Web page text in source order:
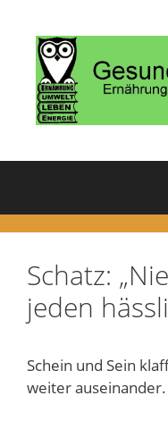
Inhalt
springen
Schatz:
jeden
Schein und Sein
weiter auseinander.